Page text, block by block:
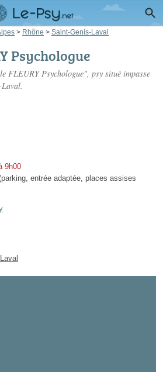
> Rhône > Saint-Genis-Laval
Psychologue
FLEURY Psychologue", psy situé impasse
9h00
entrée adaptée, places assises